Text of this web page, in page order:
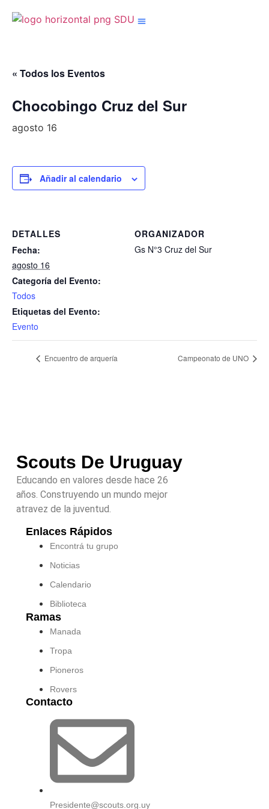
« Todos los Eventos
Chocobingo Cruz del Sur
agosto 16
Añadir al calendario
DETALLES
Fecha:
agosto 16
Categoría del Evento:
Todos
Etiquetas del Evento:
Evento
ORGANIZADOR
Gs N°3 Cruz del Sur
Encuentro de arquería Campeonato de UNO
Scouts De Uruguay
Educando en valores desde hace 26
años. Construyendo un mundo mejor
atravez de la juventud.
Enlaces Rápidos
Encontrá tu grupo
Noticias
Calendario
Biblioteca
Ramas
Manada
Tropa
Pioneros
Rovers
Contacto
Presidente@scouts.org.uy